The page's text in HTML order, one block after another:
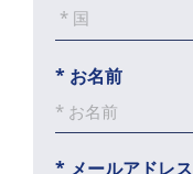
* お名前
* メールアドレス